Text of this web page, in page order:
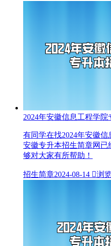
2024年安徽信息工程学
有同学在找2024年安徽信
安徽专升本招生简章网
够对大家有所帮助！
招生简章2024-08-14 浏